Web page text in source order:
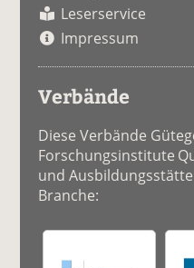
Leserservice
Impressum
Verbände
Diese Verbände
Forschungsinstitute
und
Branche: